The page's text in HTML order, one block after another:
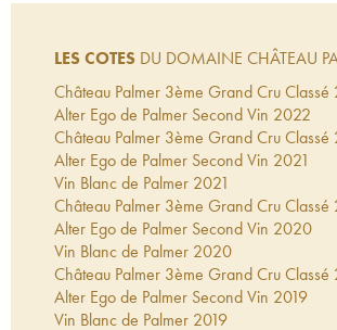
LES COTES DU DOMAINE CHÂTEAU
Château Palmer 3ème Grand Cru Classé
Alter Ego de Palmer Second Vin 2022
Château Palmer 3ème Grand Cru Classé
Alter Ego de Palmer Second Vin 2021
Vin Blanc de Palmer 2021
Château Palmer 3ème Grand Cru Classé
Alter Ego de Palmer Second Vin 2020
Vin Blanc de Palmer 2020
Château Palmer 3ème Grand Cru Classé
Alter Ego de Palmer Second Vin 2019
Vin Blanc de Palmer 2019